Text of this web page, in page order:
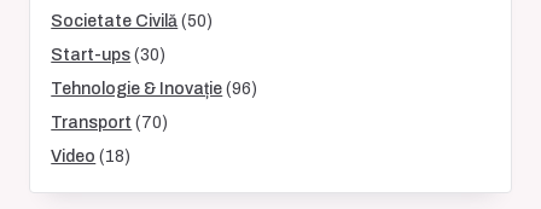
Societate Civilă (50)
Start-ups (30)
Tehnologie & Inovație (96)
Transport (70)
Video (18)